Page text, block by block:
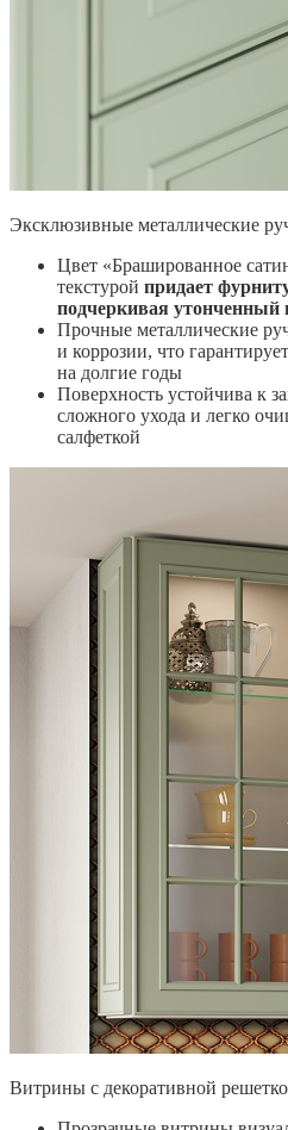
Эксклюзивные металлические
Цвет «Брашированное
текстурой придает
подчеркивая утонченный
Прочные металлические
и коррозии, что
на долгие годы
Поверхность устойчива к
сложного ухода и легко
салфеткой
Витрины с декоративной